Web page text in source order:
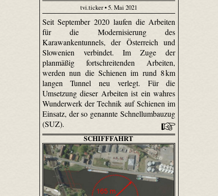
tvi.ticker • 5. Mai 2021
Seit September 2020 laufen die Arbeiten
für die Modernisierung des
Karawankentunnels, der Österreich und
Slowenien verbindet. Im Zuge der
planmäßig fortschreitenden Arbeiten,
werden nun die Schienen im rund 8 km
langen Tunnel neu verlegt. Für die
Umsetzung dieser Arbeiten ist ein wahres
Wunderwerk der Technik auf Schienen im
Einsatz, der so genannte Schnellumbauzug
(SUZ).
SCHIFFFAHRT